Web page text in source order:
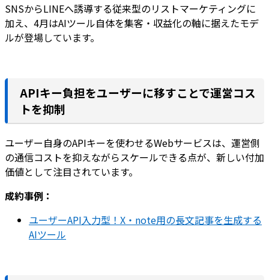
SNSからLINEへ誘導する従来型のリストマーケティングに
加え、4月はAIツール自体を集客・収益化の軸に据えたモデ
ルが登場しています。
APIキー負担をユーザーに移すことで運営コス
トを抑制
ユーザー自身のAPIキーを使わせるWebサービスは、運営側
の通信コストを抑えながらスケールできる点が、新しい付加
価値として注目されています。
成約事例：
ユーザーAPI入力型！X・note用の長文記事を生成する
AIツール